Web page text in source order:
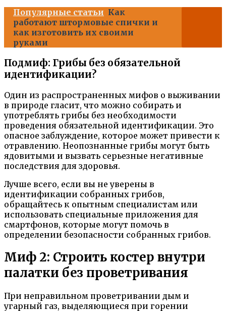
Популярные статьи Как
работают штормовые спички и
как изготовить их своими
руками
Подмиф: Грибы без обязательной
идентификации?
Один из распространенных мифов о выживании
в природе гласит, что можно собирать и
употреблять грибы без необходимости
проведения обязательной идентификации. Это
опасное заблуждение, которое может привести к
отравлению. Неопознанные грибы могут быть
ядовитыми и вызвать серьезные негативные
последствия для здоровья.
Лучше всего, если вы не уверены в
идентификации собранных грибов,
обращайтесь к опытным специалистам или
использовать специальные приложения для
смартфонов, которые могут помочь в
определении безопасности собранных грибов.
Миф 2: Строить костер внутри
палатки без проветривания
При неправильном проветривании дым и
угарный газ, выделяющиеся при горении